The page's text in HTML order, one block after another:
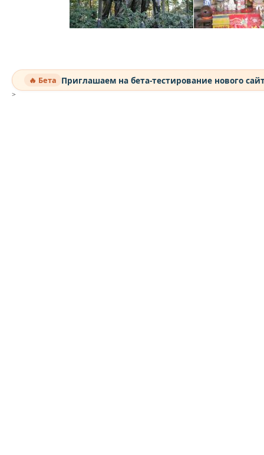
🔥 Бета Приглашаем на бета-тестирование нового
>